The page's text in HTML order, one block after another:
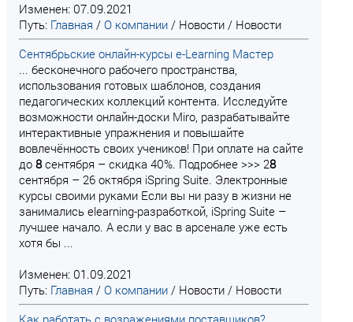
Изменен: 07.09.2021
Путь: Главная / О компании / Новости / Новости
Сентябрьские онлайн-курсы e-Learning Мастер
... бесконечного рабочего пространства,
использования готовых шаблонов, создания
педагогических коллекций контента. Исследуйте
возможности онлайн-доски Miro, разрабатывайте
интерактивные упражнения и повышайте
вовлечённость своих учеников! При оплате на сайте
до 8сентября – скидка 40%. Подробнее >>> 28
сентября – 26 октября iSpring Suite. Электронные
курсы своими руками Если вы ни разу в жизни не
занимались elearning-разработкой, iSpring Suite –
лучшее начало. А если у вас в арсенале уже есть
хотя бы ...
Изменен: 01.09.2021
Путь: Главная / О компании / Новости / Новости
Как работать с возражениями поставщиков?